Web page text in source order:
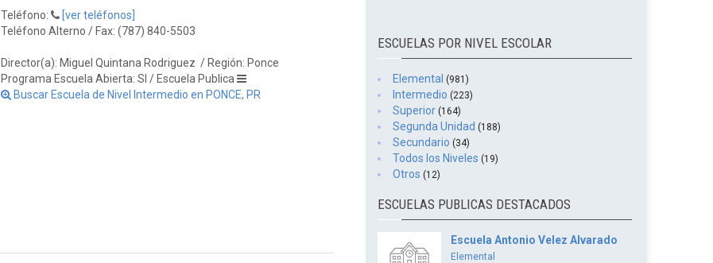
Teléfono:
[ver teléfonos]
Teléfono Alterno / Fax: (787) 840-5503
Director(a): Miguel Quintana Rodriguez / Región: Ponce
Programa Escuela Abierta: SI / Escuela Publica
Buscar Escuela de Nivel Intermedio en PONCE, PR
ESCUELAS POR NIVEL ESCOLAR
Elemental (981)
Intermedio (223)
Superior (164)
Segunda Unidad (188)
Secundario (34)
Todos los Niveles (19)
Otros (12)
ESCUELAS PUBLICAS DESTACADOS
Escuela Antonio Velez Alvarado
Elemental